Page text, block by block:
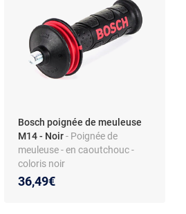
Bosch poignée de meuleuse
M14 - Noir- Poignée de
meuleuse - en caoutchouc -
coloris noir
36,49€